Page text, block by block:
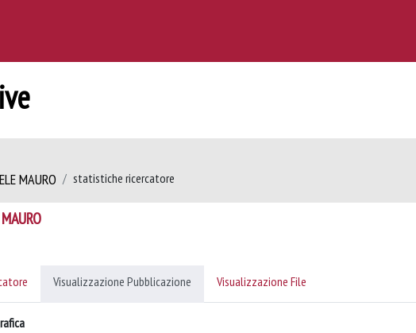
MAURO statistiche ricercatore
Visualizzazione Pubblicazione Visualizzazione File